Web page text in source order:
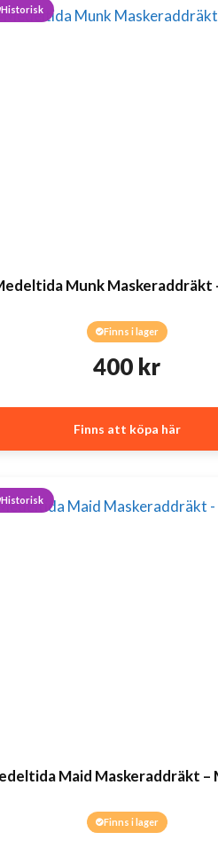
Historisk
Munk Maskeraddräkt
Finns i lager
400 kr
Finns att köpa här
Historisk
Maid Maskeraddräkt –
Finns i lager